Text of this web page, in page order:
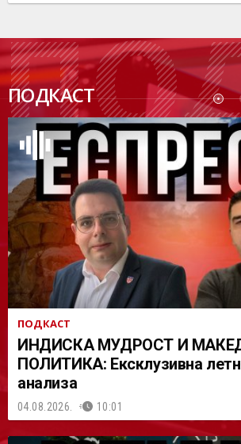
ПОДКАСТ
ПОДКАСТ
ИНДИСКА МУДРОСТ И
ПОЛИТИКА: Ексклузивна
анализа
04.08.2026. 10:01